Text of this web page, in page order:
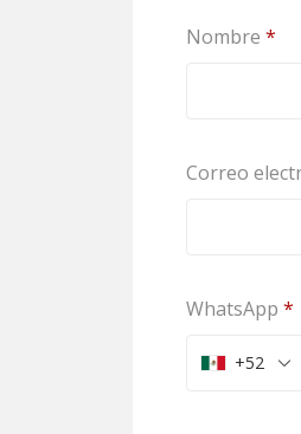
Nombre *
Correo
WhatsApp *
+52